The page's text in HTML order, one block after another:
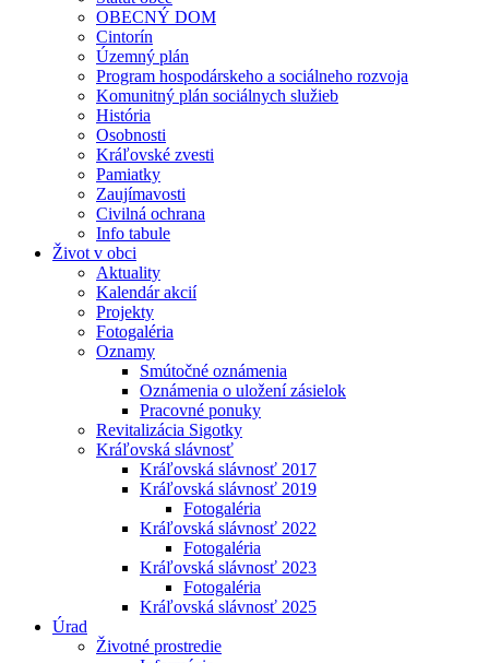
OBECNÝ DOM
Cintorín
Územný plán
Program hospodárskeho a sociálneho rozvoja
Komunitný plán sociálnych služieb
História
Osobnosti
Kráľovské zvesti
Pamiatky
Zaujímavosti
Civilná ochrana
Info tabule
Život v obci
Aktuality
Kalendár akcií
Projekty
Fotogaléria
Oznamy
Smútočné oznámenia
Oznámenia o uložení zásielok
Pracovné ponuky
Revitalizácia Sigotky
Kráľovská slávnosť
Kráľovská slávnosť 2017
Kráľovská slávnosť 2019
Fotogaléria
Kráľovská slávnosť 2022
Fotogaléria
Kráľovská slávnosť 2023
Fotogaléria
Kráľovská slávnosť 2025
Úrad
Životné prostredie